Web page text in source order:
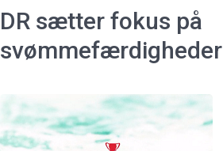
DR sætter fokus på
svømmefærdigheder